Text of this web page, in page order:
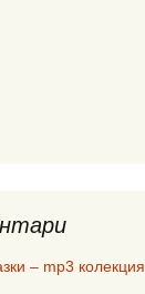
– mp3 колекция